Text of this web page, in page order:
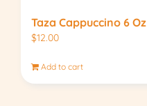
Taza Cappuccino 6 Oz
$12.00
Add to cart